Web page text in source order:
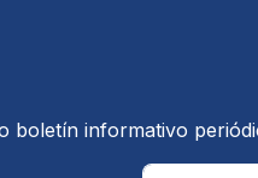
boletín informativo
Dirección